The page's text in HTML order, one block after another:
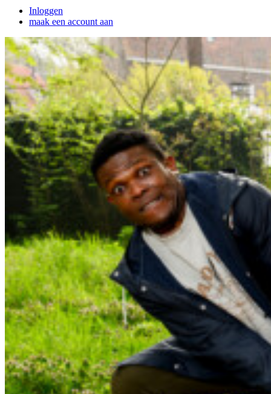
Inloggen
maak een account aan